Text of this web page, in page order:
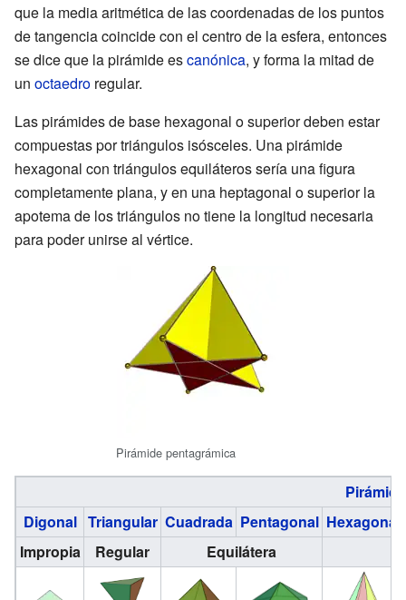
que la media aritmética de las coordenadas de los puntos
de tangencia coincide con el centro de la esfera, entonces
se dice que la pirámide escanónica, y forma la mitad de
un octaedro regular.
Las pirámides de base hexagonal o superior deben estar
compuestas por triángulos isósceles. Una pirámide
hexagonal con triángulos equiláteros sería una figura
completamente plana, y en una heptagonal o superior la
apotema de los triángulos no tiene la longitud necesaria
para poder unirse al vértice.
Pirámide pentagrámica
Digonal Triangular Cuadrada Pentagonal Hexagonal
Impropia
Regular Equilátera